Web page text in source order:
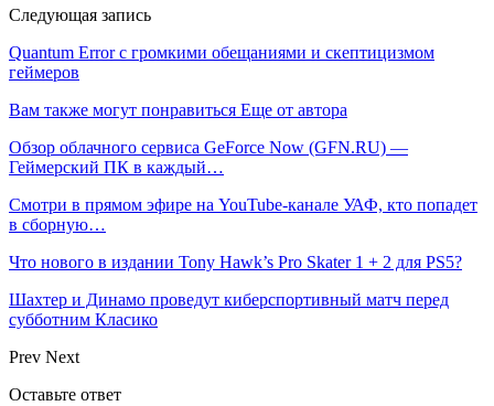
Следующая запись
Quantum Error с громкими обещаниями и скептицизмом
геймеров
Вам также могут понравиться Еще от автора
Обзор облачного сервиса GeForce Now (GFN.RU) —
Геймерский ПК в каждый…
Смотри в прямом эфире на YouTube-канале УАФ, кто попадет
в сборную…
Что нового в издании Tony Hawk’s Pro Skater 1 + 2 для PS5?
Шахтер и Динамо проведут киберспортивный матч перед
субботним Класико
Prev Next
Оставьте ответ